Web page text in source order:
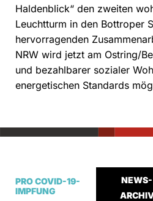
Haldenblick“ den zweiten
Leuchtturm in den Bottroper
hervorragenden
NRW wird jetzt am Ostring/
und bezahlbarer sozialer
energetischen Standards
PRO COVID-19-
IMPFUNG
NEWS-